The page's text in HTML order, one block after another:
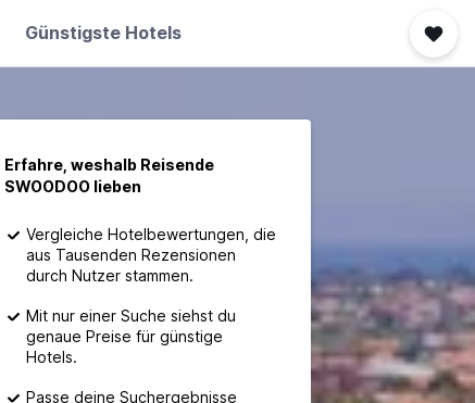
Günstigste Hotels
Erfahre, weshalb Reisende
SWOODOO lieben
Vergleiche Hotelbewertungen, die
aus Tausenden Rezensionen
durch Nutzer stammen.
Mit nur einer Suche siehst du
genaue Preise für günstige
Hotels.
Passe deine Suchergebnisse